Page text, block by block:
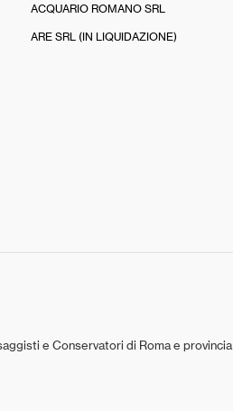
ACQUARIO ROMANO SRL
ARE SRL (IN LIQUIDAZIONE)
e Conservatori di Roma e provincia